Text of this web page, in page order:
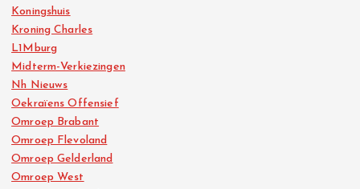
Koningshuis
Kroning Charles
L1Mburg
Midterm-Verkiezingen
Nh Nieuws
Oekraïens Offensief
Omroep Brabant
Omroep Flevoland
Omroep Gelderland
Omroep West